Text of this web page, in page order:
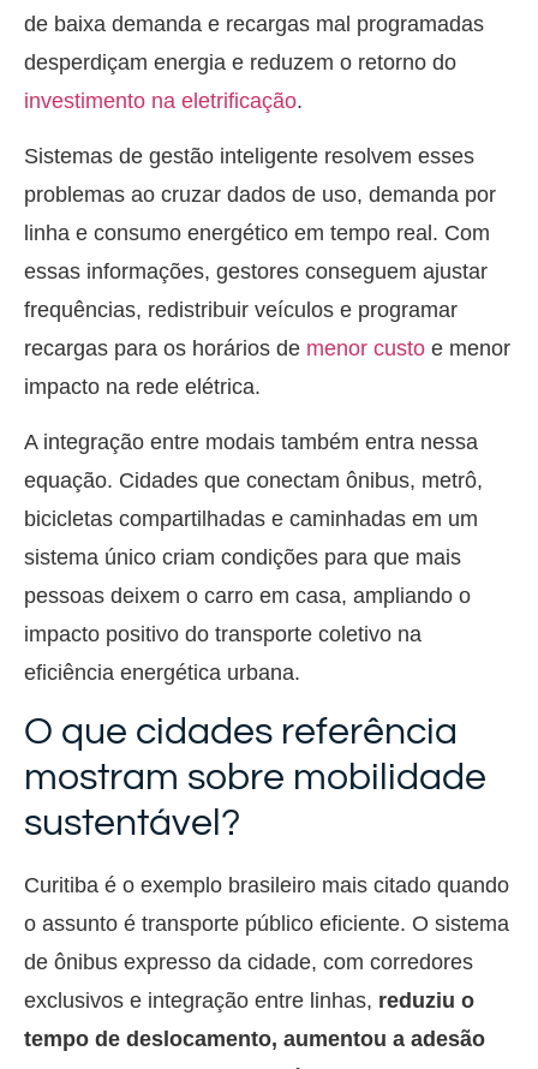
de baixa demanda e recargas mal programadas
desperdiçam energia e reduzem o retorno do
investimento na eletrificação.
Sistemas de gestão inteligente resolvem esses
problemas ao cruzar dados de uso, demanda por
linha e consumo energético em tempo real. Com
essas informações, gestores conseguem ajustar
frequências, redistribuir veículos e programar
recargas para os horários de menor custo e menor
impacto na rede elétrica.
A integração entre modais também entra nessa
equação. Cidades que conectam ônibus, metrô,
bicicletas compartilhadas e caminhadas em um
sistema único criam condições para que mais
pessoas deixem o carro em casa, ampliando o
impacto positivo do transporte coletivo na
eficiência energética urbana.
O que cidades referência
mostram sobre mobilidade
sustentável?
Curitiba é o exemplo brasileiro mais citado quando
o assunto é transporte público eficiente. O sistema
de ônibus expresso da cidade, com corredores
exclusivos e integração entre linhas, reduziu o
tempo de deslocamento, aumentou a adesão